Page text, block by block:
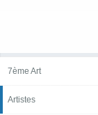
7ème Art
Artistes